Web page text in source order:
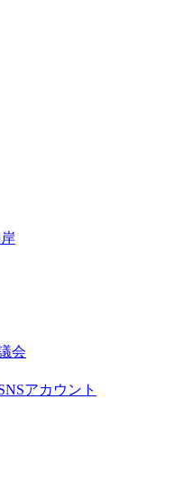
会
アカウント